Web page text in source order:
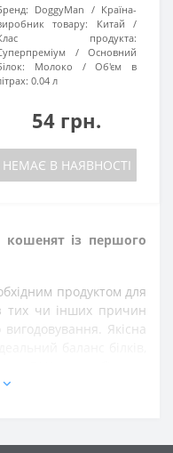
DoggyMan
Країна-
товару:
Китай
продукта:
Основний
Молоко
Об'єм в
0.04 л
54 грн.
НЕМАЄ В НАЯВНОСТІ
кошенят із першого
продуктом для
тих чи інших причин
Якісна
міцного